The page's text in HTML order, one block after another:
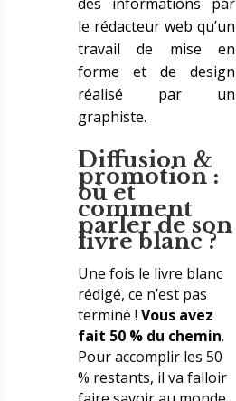
le rédacteur web qu’un
travail de mise en
forme et de design
réalisé par un
graphiste.
Diffusion &
promotion :
où et
comment
parler de son
livre blanc ?
Une fois le livre blanc
rédigé, ce n’est pas
terminé ! Vous avez
fait 50 % du chemin.
Pour accomplir les 50
% restants, il va falloir